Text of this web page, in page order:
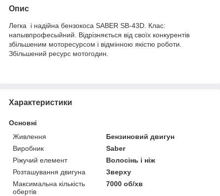
Опис
Легка і надійна бензокоса SABER SB-43D. Клас:
напывпрофесыйний. Відрізняється від своїх конкурентів
збільшеним моторесурсом і відмінною якістю роботи.
Збільшений ресурс мотогодин.
Характеристики
Основні
Живлення
Бензиновий двигун
Виробник
Saber
Ріжучий елемент
Волосінь і ніж
Розташування двигуна
Зверху
Максимальна кількість
обертів
7000 об/хв